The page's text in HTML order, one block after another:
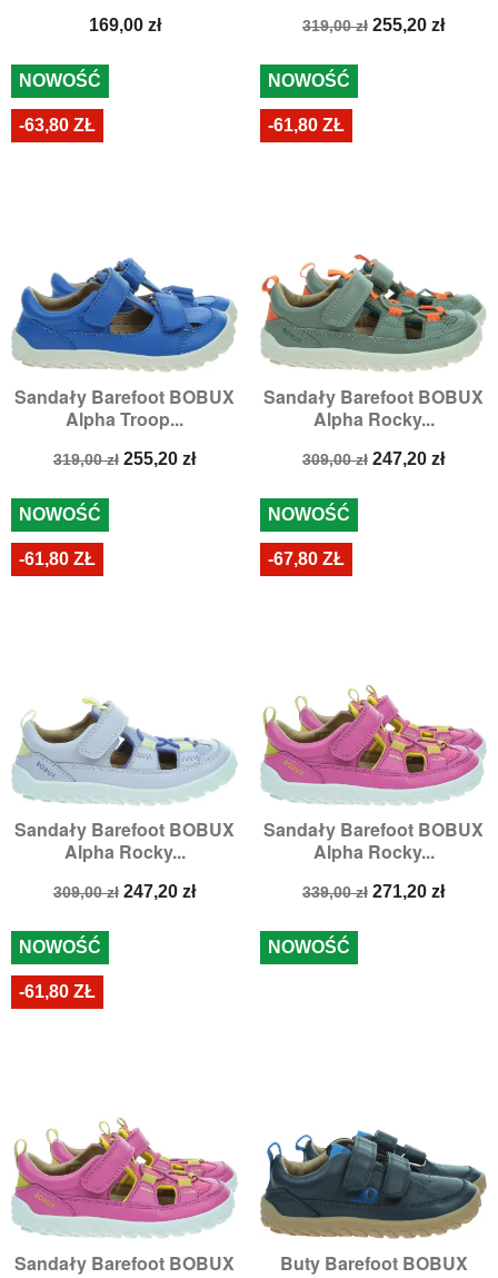
Cena
169,00 zł
Cena
319,00 zł Cena
255,20 zł
Sandały Barefoot BOBUX
Alpha Troop...
Cena
319,00 zł Cena
255,20 zł
NOWOŚĆ
-63,80 ZŁ
Sandały Barefoot BOBUX
Alpha Rocky...
Cena
309,00 zł Cena
247,20 zł
NOWOŚĆ
-61,80 ZŁ
Sandały Barefoot BOBUX
Alpha Rocky...
Cena
309,00 zł Cena
247,20 zł
NOWOŚĆ
-61,80 ZŁ
Sandały Barefoot BOBUX
Alpha Rocky...
Cena
339,00 zł Cena
271,20 zł
NOWOŚĆ
-67,80 ZŁ
Sandały Barefoot BOBUX
NOWOŚĆ
-61,80 ZŁ
Buty Barefoot BOBUX
NOWOŚĆ